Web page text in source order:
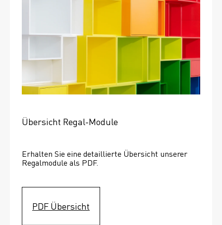
Übersicht Regal-Module
Erhalten Sie eine detaillierte Übersicht unserer
Regalmodule als PDF.
PDF Übersicht